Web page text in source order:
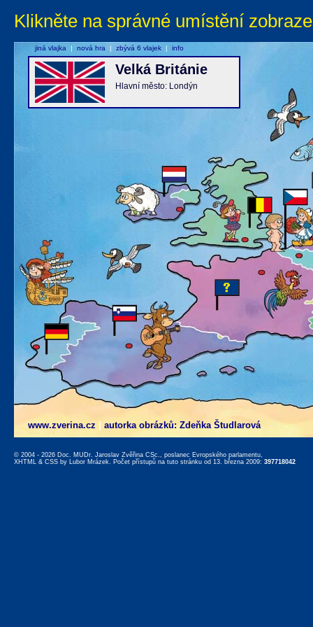
Klikněte na správné umístění
www.zverina.cz autorka obrázků: Zdeňka Študlarová
Velká Británie
Hlavní město: Londýn
jiná vlajka | nová hra | zbývá 6 vlajek | info
© 2004 - 2026 Doc. MUDr. Jaroslav Zvěřina CSc., poslanec Evropského parlamentu,
XHTML & CSS by Lubor Mrázek. Počet přístupů na tuto stránku od 13. března 2009: 397718042